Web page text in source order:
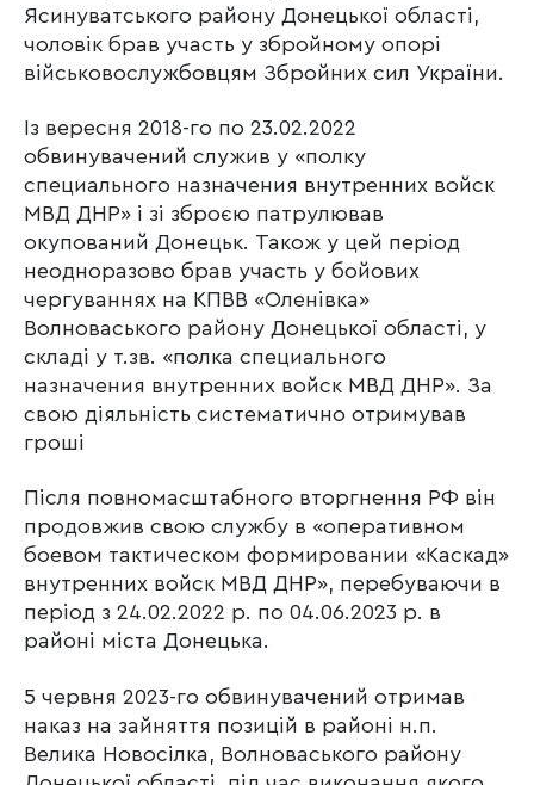
Ясинуватського району Донецької області,
чоловік брав участь у збройному опорі
військовослужбовцям Збройних сил України.
Із вересня 2018-го по 23.02.2022
обвинувачений служив у «полку
специального назначения внутренних войск
МВД ДНР» і зі зброєю патрулював
окупований Донецьк. Також у цей період
неодноразово брав участь у бойових
чергуваннях на КПВВ «Оленівка»
Волноваського району Донецької області, у
складі у т.зв. «полка специального
назначения внутренних войск МВД ДНР». За
свою діяльність систематично отримував
гроші
Після повномасштабного вторгнення РФ він
продовжив свою службу в «оперативном
боевом тактическом формировании «Каскад»
внутренних войск МВД ДНР», перебуваючи в
період з 24.02.2022 р. по 04.06.2023 р. в
районі міста Донецька.
5 червня 2023-го обвинувачений отримав
наказ на зайняття позицій в районі н.п.
Велика Новосілка, Волноваського району